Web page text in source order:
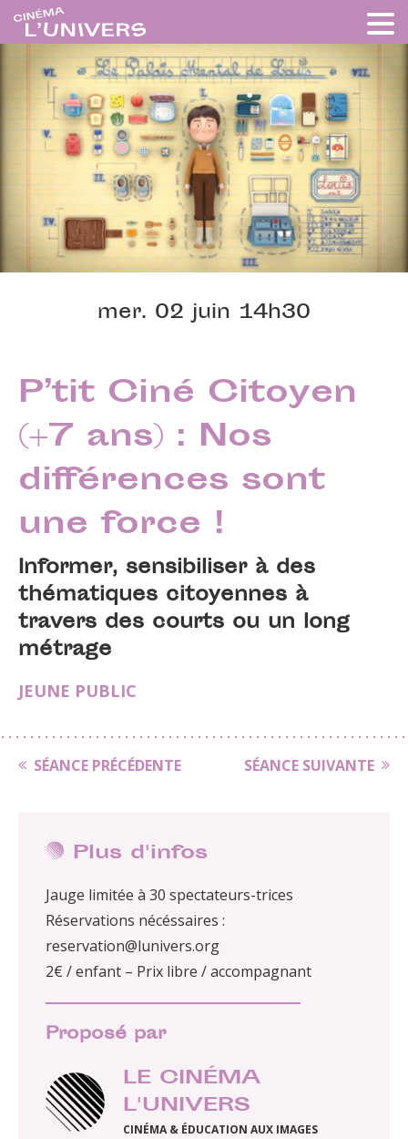
mer. 02 juin 14h30
P’tit Ciné Citoyen
(+7 ans) : Nos
différences sont
une force !
Informer, sensibiliser à des
thématiques citoyennes à
travers des courts ou un long
métrage
JEUNE PUBLIC
SÉANCE PRÉCÉDENTE SÉANCE SUIVANTE
Plus d'infos
Jauge limitée à 30 spectateurs-trices
Réservations nécéssaires :
reservation@lunivers.org
2€ / enfant – Prix libre / accompagnant
Proposé par
LE CINÉMA
L'UNIVERS
CINÉMA & ÉDUCATION AUX IMAGES